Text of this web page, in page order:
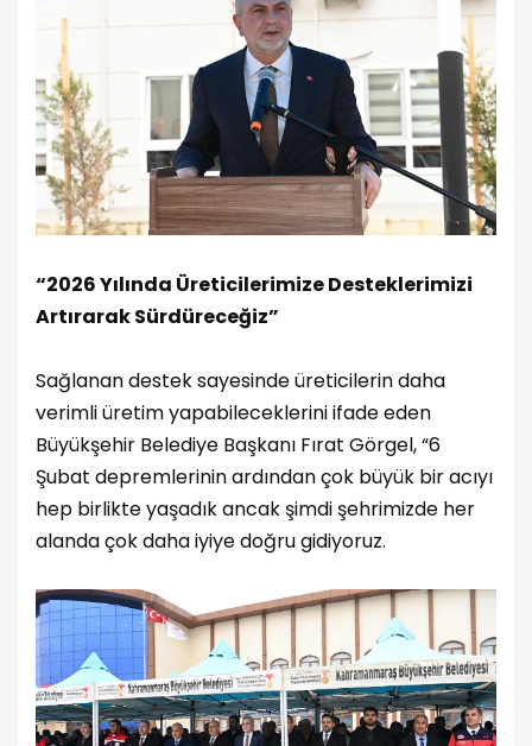
“2026 Yılında Üreticilerimize Desteklerimizi
Artırarak Sürdüreceğiz”
Sağlanan destek sayesinde üreticilerin daha
verimli üretim yapabileceklerini ifade eden
Büyükşehir Belediye Başkanı Fırat Görgel, “6
Şubat depremlerinin ardından çok büyük bir acıyı
hep birlikte yaşadık ancak şimdi şehrimizde her
alanda çok daha iyiye doğru gidiyoruz.